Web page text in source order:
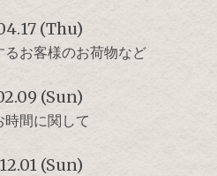
(Thu)
るお客様のお荷物など
(Sun)
時間に関して
(Sun)